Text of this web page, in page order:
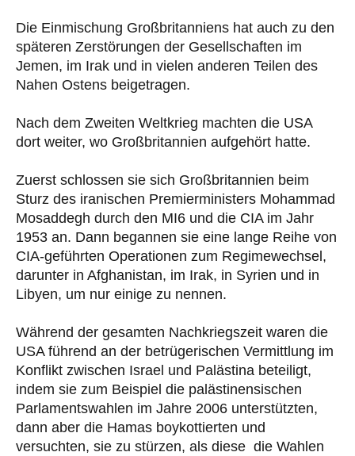
Die Einmischung Großbritanniens hat auch zu den
späteren Zerstörungen der Gesellschaften im
Jemen, im Irak und in vielen anderen Teilen des
Nahen Ostens beigetragen.
Nach dem Zweiten Weltkrieg machten die USA
dort weiter, wo Großbritannien aufgehört hatte.
Zuerst schlossen sie sich Großbritannien beim
Sturz des iranischen Premierministers Mohammad
Mosaddegh durch den MI6 und die CIA im Jahr
1953 an. Dann begannen sie eine lange Reihe von
CIA-geführten Operationen zum Regimewechsel,
darunter in Afghanistan, im Irak, in Syrien und in
Libyen, um nur einige zu nennen.
Während der gesamten Nachkriegszeit waren die
USA führend an der betrügerischen Vermittlung im
Konflikt zwischen Israel und Palästina beteiligt,
indem sie zum Beispiel die palästinensischen
Parlamentswahlen im Jahre 2006 unterstützten,
dann aber die Hamas boykottierten und
versuchten, sie zu stürzen, als diese die Wahlen